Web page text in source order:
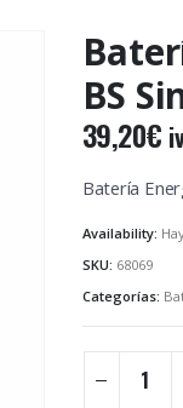
BS
39,20€
Batería
Availability:
SKU: 68069
Categorías: